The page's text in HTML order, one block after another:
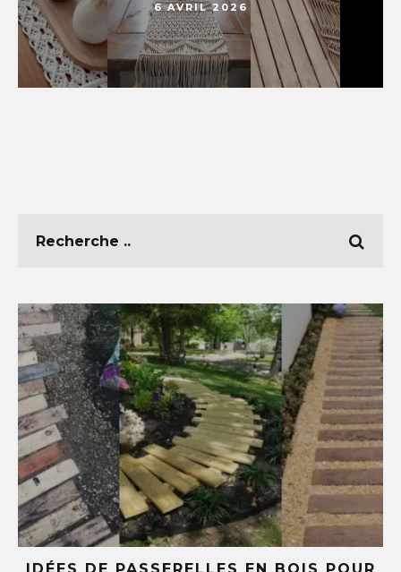
6 AVRIL 2026